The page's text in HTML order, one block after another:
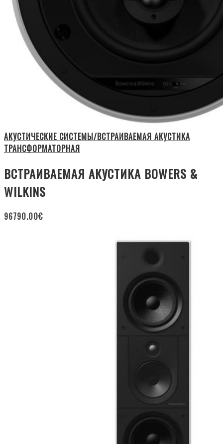
АКУСТИЧЕСКИЕ СИСТЕМЫ/ВСТРАИВАЕМАЯ АКУСТИКА
ТРАНСФОРМАТОРНАЯ
ВСТРАИВАЕМАЯ АКУСТИКА BOWERS &
WILKINS
96790.00€